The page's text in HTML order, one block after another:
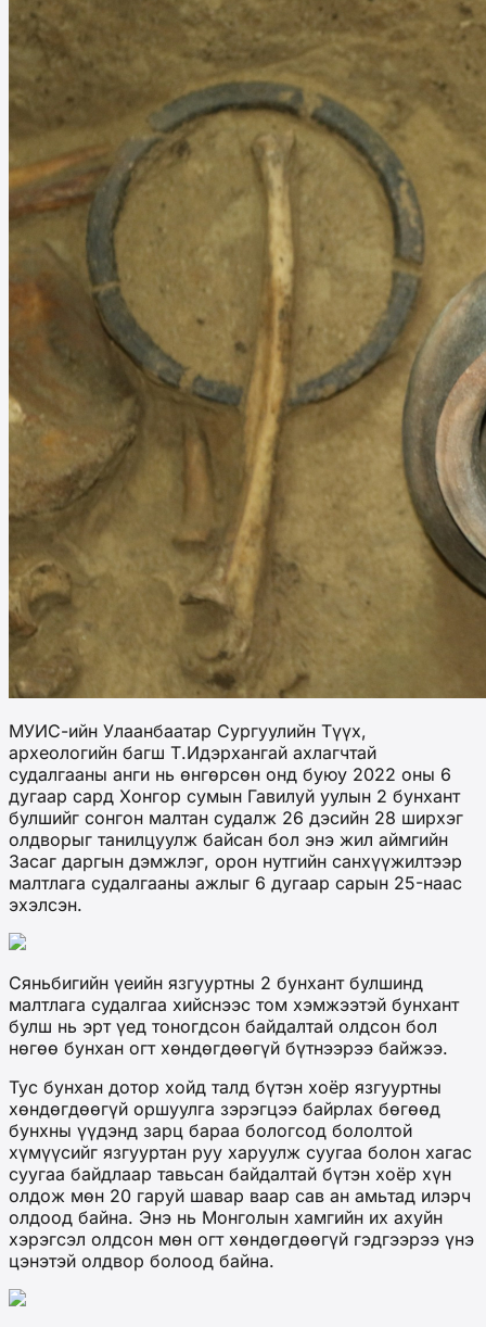
МУИС-ийн Улаанбаатар Сургуулийн Түүх,
археологийн багш Т.Идэрхангай ахлагчтай
судалгааны анги нь өнгөрсөн онд буюу 2022 оны 6
дугаар сард Хонгор сумын Гавилуй уулын 2 бунхант
булшийг сонгон малтан судалж 26 дэсийн 28 ширхэг
олдворыг танилцуулж байсан бол энэ жил аймгийн
Засаг даргын дэмжлэг, орон нутгийн санхүүжилтээр
малтлага судалгааны ажлыг 6 дугаар сарын 25-наас
эхэлсэн.
Сяньбигийн үеийн язгууртны 2 бунхант булшинд
малтлага судалгаа хийснээс том хэмжээтэй бунхант
булш нь эрт үед тоногдсон байдалтай олдсон бол
нөгөө бунхан огт хөндөгдөөгүй бүтнээрээ байжээ.
Тус бунхан дотор хойд талд бүтэн хоёр язгууртны
хөндөгдөөгүй оршуулга зэрэгцээ байрлах бөгөөд
бунхны үүдэнд зарц бараа бологсод бололтой
хүмүүсийг язгууртан руу харуулж суугаа болон хагас
суугаа байдлаар тавьсан байдалтай бүтэн хоёр хүн
олдож мөн 20 гаруй шавар ваар сав ан амьтад илэрч
олдоод байна. Энэ нь Монголын хамгийн их ахуйн
хэрэгсэл олдсон мөн огт хөндөгдөөгүй гэдгээрээ үнэ
цэнэтэй олдвор болоод байна.